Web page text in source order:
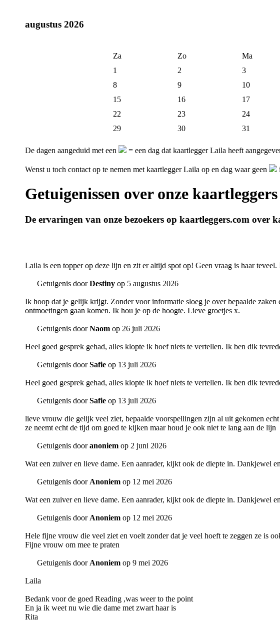
augustus 2026
Za Zo Ma
1
2 3
8
9 10
15
16 17
22
23 24
29
30 31
De dagen aangeduid met een = een dag dat kaartlegger Laila heeft
Wenst u toch contact op te nemen met kaartlegger Laila op en dag waar geen
Getuigenissen over onze kaartleggers
De ervaringen van onze bezoekers op kaartleggers.com over
Laila is een topper op deze lijn en zit er altijd spot op! Geen vraag is haar
Getuigenis doorDestiny op 5 augustus 2026
Ik hoop dat je gelijk krijgt. Zonder voor informatie sloeg je over bepaalde
ontmoetingen gaan komen. Ik hou je op de hoogte. Lieve groetjes x.
Getuigenis doorNaom op 26 juli 2026
Heel goed gesprek gehad, alles klopte ik hoef niets te vertellen. Ik ben dik
Getuigenis doorSafie op 13 juli 2026
Heel goed gesprek gehad, alles klopte ik hoef niets te vertellen. Ik ben dik
Getuigenis doorSafie op 13 juli 2026
lieve vrouw die gelijk veel ziet, bepaalde voorspellingen zijn al uit gekomen echt
ze neemt echt de tijd om goed te kijken maar houd je ook niet te lang aan de lijn
Getuigenis dooranoniem op 2 juni 2026
Wat een zuiver en lieve dame. Een aanrader, kijkt ook de diepte in. Dankjewel
Getuigenis door Anoniem op 12 mei 2026
Wat een zuiver en lieve dame. Een aanrader, kijkt ook de diepte in. Dankjewel
Getuigenis door Anoniem op 12 mei 2026
Hele fijne vrouw die veel ziet en voelt zonder dat je veel hoeft te zeggen ze is
Fijne vrouw om mee te praten
Getuigenis door Anoniem op 9 mei 2026
Laila
Bedank voor de goed Reading ,was weer to the point
En ja ik weet nu wie die dame met zwart haar is
Rita